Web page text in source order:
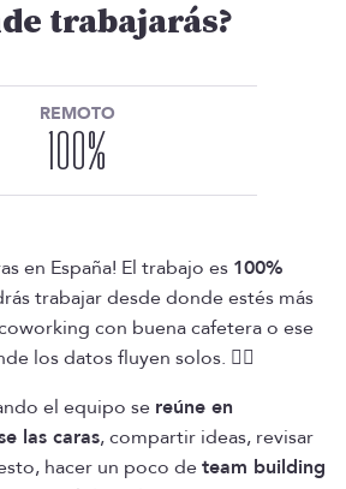
trabajarás?
REMOTO
100%
en España! El trabajo es 100%
trabajar desde donde estés más
con buena cafetera o ese
los datos fluyen solos. 🧘‍♀️
el equipo se reúne en
las caras, compartir ideas, revisar
hacer un poco deteam building